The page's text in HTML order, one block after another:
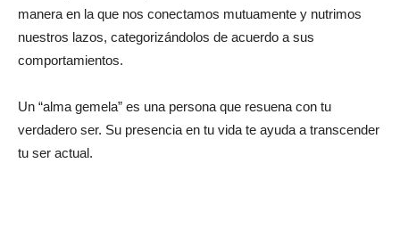
manera en la que nos conectamos mutuamente y nutrimos
nuestros lazos, categorizándolos de acuerdo a sus
comportamientos.
Un “alma gemela” es una persona que resuena con tu
verdadero ser. Su presencia en tu vida te ayuda a transcender
tu ser actual.